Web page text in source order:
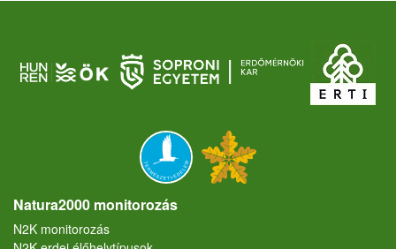
Natura2000 monitorozás
N2K monitorozás